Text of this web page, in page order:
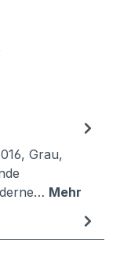
Grau,
Mehr